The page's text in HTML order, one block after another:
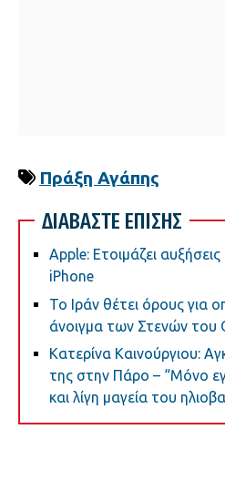
Πράξη Αγάπης
ΔΙΑΒΑΣΤΕ ΕΠΙΣΗΣ
Apple: Ετοιμάζει
iPhone
Το Ιράν θέτει όρους για
άνοιγμα των Στενών του
Κατερίνα Καινούργιου:
της στην Πάρο – “Μόνο
και λίγη μαγεία του